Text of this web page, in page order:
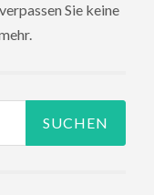
Sie keine